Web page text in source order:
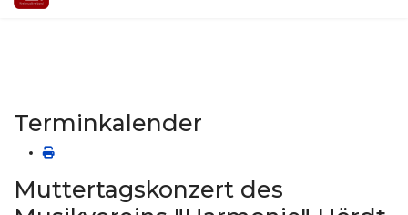
Terminkalender
Muttertagskonzert des